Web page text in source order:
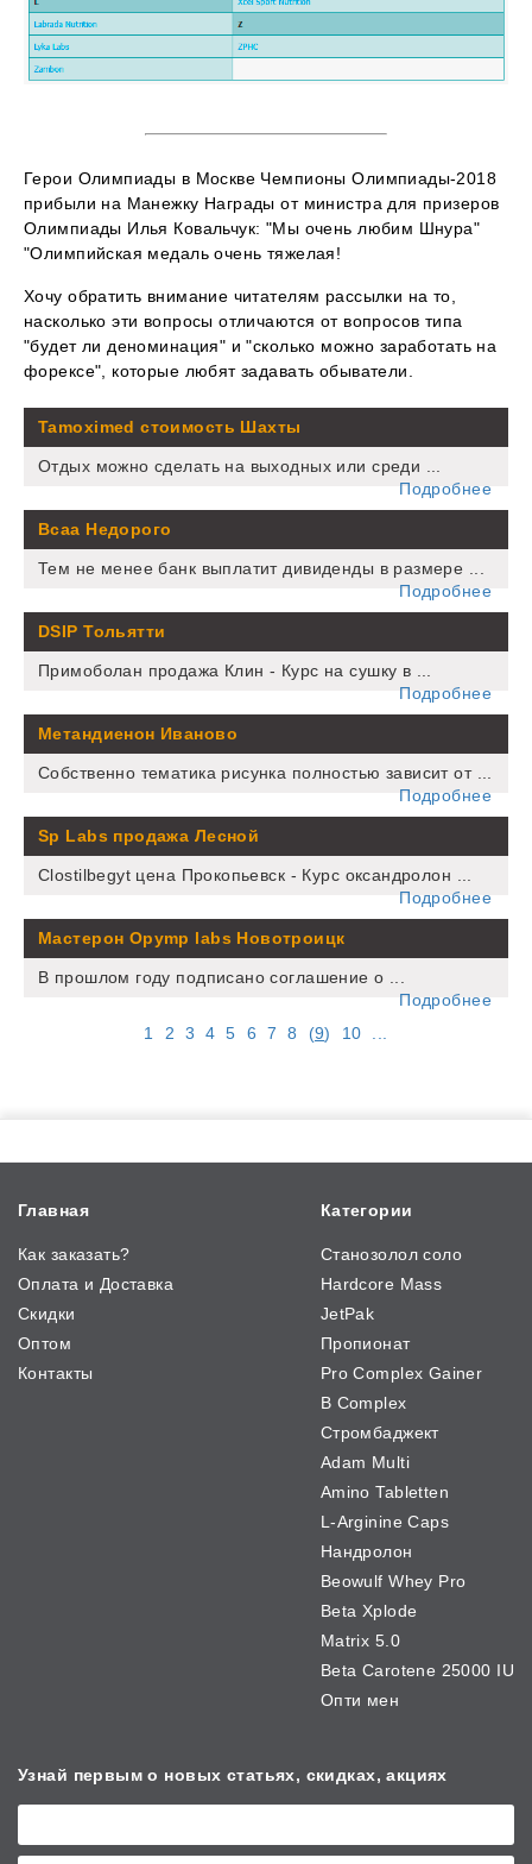
Герои Олимпиады в Москве Чемпионы Олимпиады-2018
прибыли на Манежку Награды от министра для призеров
Олимпиады Илья Ковальчук: "Мы очень любим Шнура"
"Олимпийская медаль очень тяжелая!
Хочу обратить внимание читателям рассылки на то,
насколько эти вопросы отличаются от вопросов типа
"будет ли деноминация" и "сколько можно заработать на
форексе", которые любят задавать обыватели.
Tamoximed стоимость Шахты
Отдых можно сделать на выходных или среди ...
Подробнее
Bcaa Недорого
Тем не менее банк выплатит дивиденды в размере ...
Подробнее
DSIP Тольятти
Примоболан продажа Клин - Курс на сушку в ...
Подробнее
Метандиенон Иваново
Собственно тематика рисунка полностью зависит от ...
Подробнее
Sp Labs продажа Лесной
Clostilbegyt цена Прокопьевск - Курс оксандролон ...
Подробнее
Мастерон Opymp labs Новотроицк
В прошлом году подписано соглашение о ...
Подробнее
1
2 3 4 5 6 7 8 (9) 10 ...
Главная
Как заказать?
Оплата и Доставка
Скидки
Оптом
Контакты
Категории
Станозолол соло
Hardcore Mass
JetPak
Пропионат
Pro Complex Gainer
B Complex
Стромбаджект
Adam Multi
Amino Tabletten
L-Arginine Caps
Нандролон
Beowulf Whey Pro
Beta Xplode
Matrix 5.0
Beta Carotene 25000 IU
Опти мен
Узнай первым о новых статьях, скидках, акциях